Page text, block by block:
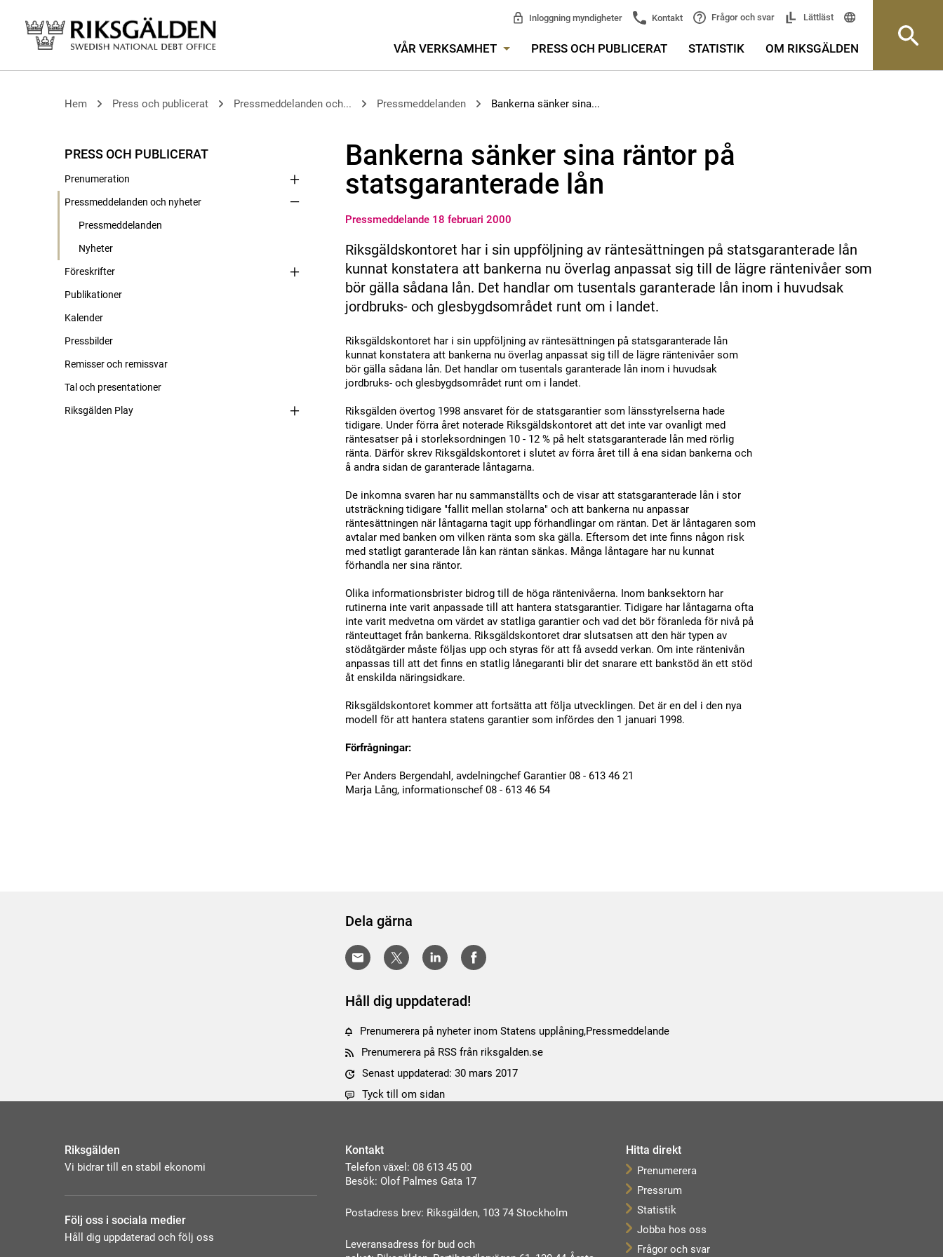
Inloggning myndigheter Kontakt Frågor och svar Lättläst
VÅR VERKSAMHET PRESS OCH PUBLICERAT STATISTIK OM RIKSGÄLDEN
Hem Press och publicerat Pressmeddelanden och... Pressmeddelanden Bankerna sänker sina...
PRESS OCH PUBLICERAT
Prenumeration
Pressmeddelanden och nyheter
Pressmeddelanden
Nyheter
Föreskrifter
Publikationer
Kalender
Pressbilder
Remisser och remissvar
Tal och presentationer
Riksgälden Play
Bankerna sänker sina räntor på
statsgaranterade lån
Pressmeddelande 18 februari 2000
Riksgäldskontoret har i sin uppföljning av räntesättningen på statsgaranterade lån
kunnat konstatera att bankerna nu överlag anpassat sig till de lägre räntenivåer som
bör gälla sådana lån. Det handlar om tusentals garanterade lån inom i huvudsak
jordbruks- och glesbygdsområdet runt om i landet.
Riksgäldskontoret har i sin uppföljning av räntesättningen på statsgaranterade lån
kunnat konstatera att bankerna nu överlag anpassat sig till de lägre räntenivåer som
bör gälla sådana lån. Det handlar om tusentals garanterade lån inom i huvudsak
jordbruks- och glesbygdsområdet runt om i landet.
Riksgälden övertog 1998 ansvaret för de statsgarantier som länsstyrelserna hade
tidigare. Under förra året noterade Riksgäldskontoret att det inte var ovanligt med
räntesatser på i storleksordningen 10 - 12 % på helt statsgaranterade lån med rörlig
ränta. Därför skrev Riksgäldskontoret i slutet av förra året till å ena sidan bankerna och
å andra sidan de garanterade låntagarna.
De inkomna svaren har nu sammanställts och de visar att statsgaranterade lån i stor
utsträckning tidigare "fallit mellan stolarna" och att bankerna nu anpassar
räntesättningen när låntagarna tagit upp förhandlingar om räntan. Det är låntagaren som
avtalar med banken om vilken ränta som ska gälla. Eftersom det inte finns någon risk
med statligt garanterade lån kan räntan sänkas. Många låntagare har nu kunnat
förhandla ner sina räntor.
Olika informationsbrister bidrog till de höga räntenivåerna. Inom banksektorn har
rutinerna inte varit anpassade till att hantera statsgarantier. Tidigare har låntagarna ofta
inte varit medvetna om värdet av statliga garantier och vad det bör föranleda för nivå på
ränteuttaget från bankerna. Riksgäldskontoret drar slutsatsen att den här typen av
stödåtgärder måste följas upp och styras för att få avsedd verkan. Om inte räntenivån
anpassas till att det finns en statlig lånegaranti blir det snarare ett bankstöd än ett stöd
åt enskilda näringsidkare.
Riksgäldskontoret kommer att fortsätta att följa utvecklingen. Det är en del i den nya
modell för att hantera statens garantier som infördes den 1 januari 1998.
Förfrågningar:
Per Anders Bergendahl, avdelningchef Garantier 08 - 613 46 21
Marja Lång, informationschef 08 - 613 46 54
Dela gärna
Håll dig uppdaterad!
Prenumerera på nyheter inom Statens upplåning,Pressmeddelande
Prenumerera på RSS från riksgalden.se
Senast uppdaterad: 30 mars 2017
Tyck till om sidan
Riksgälden
Vi bidrar till en stabil ekonomi
Följ oss i sociala medier
Håll dig uppdaterad och följ oss
Kontakt
Telefon växel: 08 613 45 00
Besök: Olof Palmes Gata 17
Postadress brev: Riksgälden, 103 74 Stockholm
Leveransadress för bud och
Hitta direkt
Prenumerera
Pressrum
Statistik
Jobba hos oss
Frågor och svar